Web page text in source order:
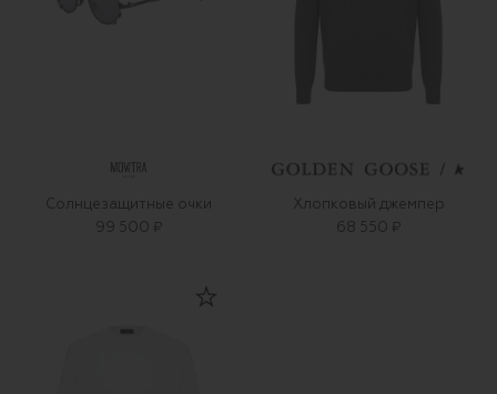
Солнцезащитные очки
99 500 ₽
Хлопковый джемпер
68 550 ₽